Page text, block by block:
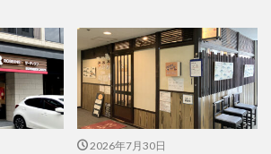
2026年7月30日